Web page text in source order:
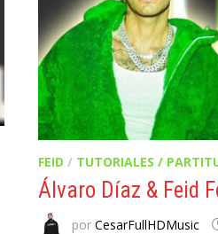
FEID / TUTORIALES /
Álvaro Díaz & Feid
por CesarFullHDMusic